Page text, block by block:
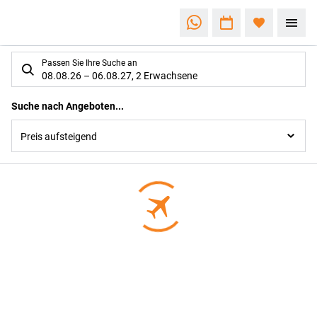
Suchlistenseite
Passen Sie Ihre Suche an
08.08.26 – 06.08.27,2 Erwachsene
Suche nach Angeboten...
Preis aufsteigend